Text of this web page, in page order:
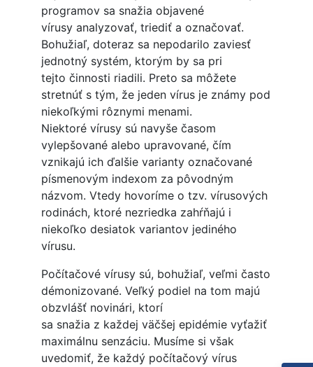
programov sa snažia objavené
vírusy analyzovať, triediť a označovať.
Bohužiaľ, doteraz sa nepodarilo zaviesť
jednotný systém, ktorým by sa pri
tejto činnosti riadili. Preto sa môžete
stretnúť s tým, že jeden vírus je známy pod
niekoľkými rôznymi menami.
Niektoré vírusy sú navyše časom
vylepšované alebo upravované, čím
vznikajú ich ďalšie varianty označované
písmenovým indexom za pôvodným
názvom. Vtedy hovoríme o tzv. vírusových
rodinách, ktoré nezriedka zahŕňajú i
niekoľko desiatok variantov jediného
vírusu.
Počítačové vírusy sú, bohužiaľ, veľmi často
démonizované. Veľký podiel na tom majú
obzvlášť novinári, ktorí
sa snažia z každej väčšej epidémie vyťažiť
maximálnu senzáciu. Musíme si však
uvedomiť, že každý počítačový vírus